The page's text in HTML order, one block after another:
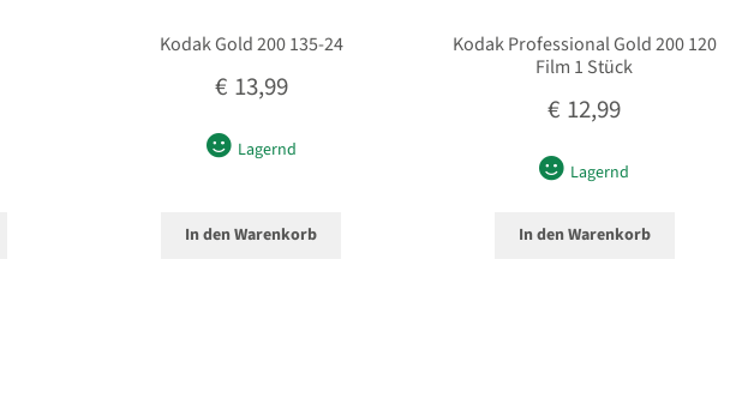
Kodak Gold 200 135-24
€ 13,99
Lagernd
In den Warenkorb
Kodak Professional Gold 200 120
Film 1 Stück
€ 12,99
Lagernd
In den Warenkorb